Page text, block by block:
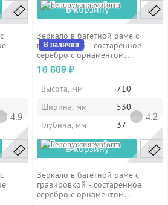
В корзину
evoform
В наличии
Зеркало в багетной раме с
гравировкой - состаренное
серебро с орнаментом
53х71см...
16 609₽
Высота, мм
710
Ширина, мм
530
Глубина, мм
37
В корзину
4.9
evoform
4.2
Зеркало в багетной раме с
гравировкой - состаренное
серебро с орнаментом